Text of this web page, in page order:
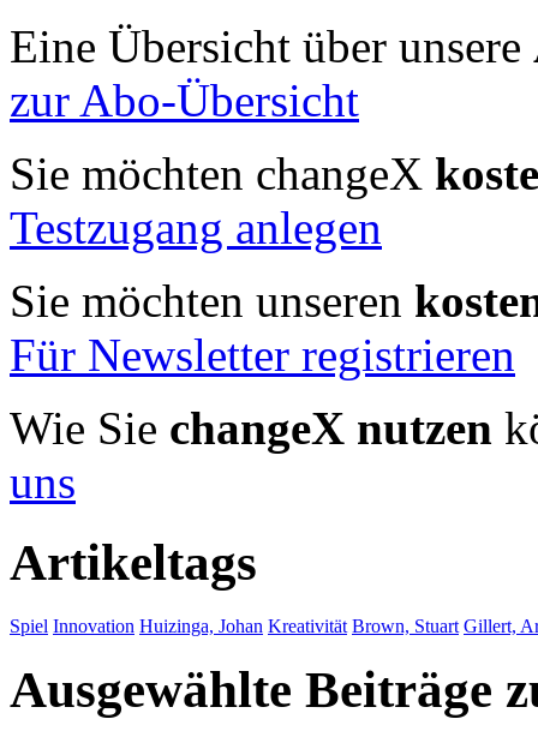
Eine Übersicht über unsere
zur Abo-Übersicht
Sie möchten changeX
Testzugang anlegen
Sie möchten unseren
Für Newsletter registrieren
Wie Sie changeX nutzen
uns
Artikeltags
Spiel Innovation Huizinga, Johan Kreativität Brown, Stuart Gillert,
Ausgewählte Beiträge